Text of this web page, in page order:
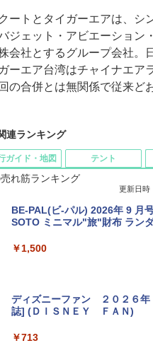
ートとタイガーエアは、シ
ジェット・アビエーション
会社とするグループ会社。
ーエア台湾はチャイナエア
の合併とは無関係で従来ど
連ランキング
れ筋ランキング
更新日時
BE-PAL(ビ-パル) 2026年 9 月
SOTO ミニマル"旅"財布 ランダ
￥1,500
ディズニーファン ２０２６
誌] (ＤＩＳＮＥＹ ＦＡＮ)
￥713
ガイド・地図 テント